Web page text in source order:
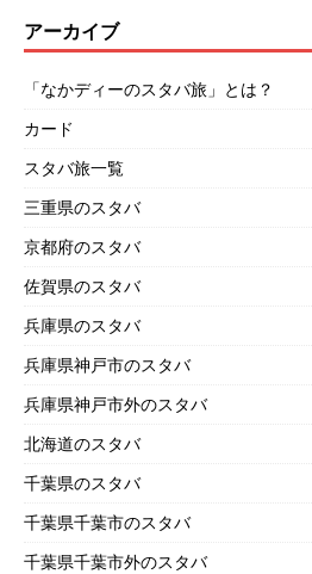
アーカイブ
「なかディーのスタバ旅」とは？
カード
スタバ旅一覧
三重県のスタバ
京都府のスタバ
佐賀県のスタバ
兵庫県のスタバ
兵庫県神戸市のスタバ
兵庫県神戸市外のスタバ
北海道のスタバ
千葉県のスタバ
千葉県千葉市のスタバ
千葉県千葉市外のスタバ